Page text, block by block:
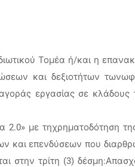
Τομέα ή/και η
και δεξιοτήτων
εργασίας σε κλάδους
2.0» με τηχρηματοδότηση
και επενδύσεων που
στην τρίτη (3)